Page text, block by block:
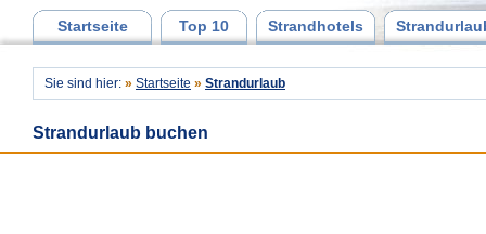
Startseite Top 10 Strandhotels
Sie sind hier: » Startseite » Strandurlaub
Strandurlaub buchen